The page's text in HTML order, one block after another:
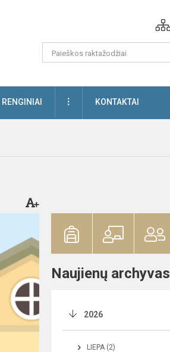
RENGINIAI DAUGIAUKONTAKTAI
Naujienų archyvas
2026
LIEPA (2)